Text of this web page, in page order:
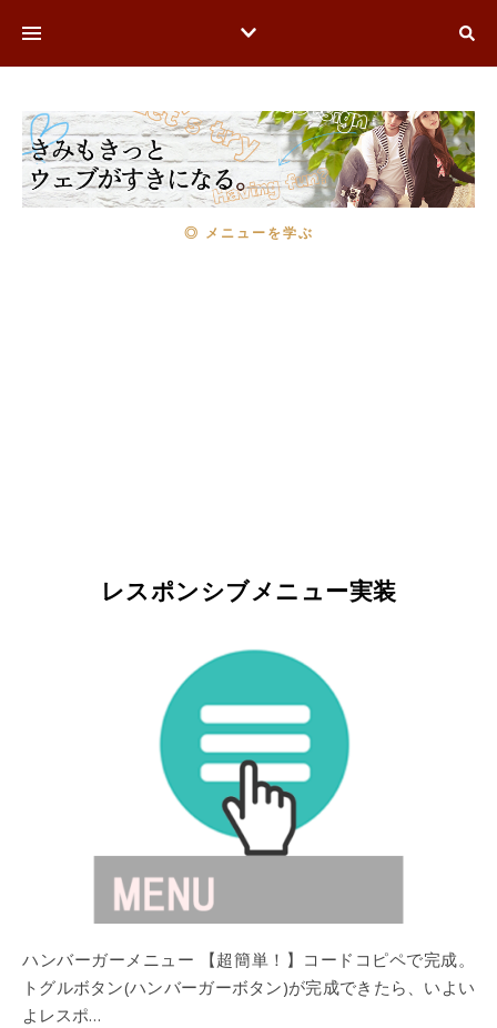
◎ メニューを学ぶ
レスポンシブメニュー実装
ハンバーガーメニュー 【超簡単！】コードコピペで完成。
トグルボタン(ハンバーガーボタン)が完成できたら、いよい
よレスポ…